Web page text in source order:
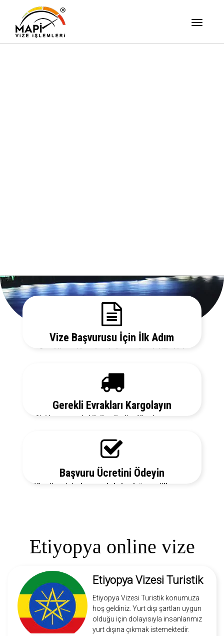
Vize Başvurusu İçin İlk Adım
Gerekli evrakları sitemizden temin edebilir, bizi
Gerekli Evrakları Kargolayın
Sizi her aşamada bilgilendirelim. Vize başvurunuz
Başvuru Ücretini Ödeyin
Vize ücretiniz, başvuruda bulunduğunuz ülkeye ve
Etiyopya online vize
Etiyopya Vizesi Turistik
Etiyopya Vizesi Turistik konumuza
hoş geldiniz. Yurt dışı şartları uygun
olduğu için dolayısıyla insanlarımız
yurt dışına çıkmak istemektedir.